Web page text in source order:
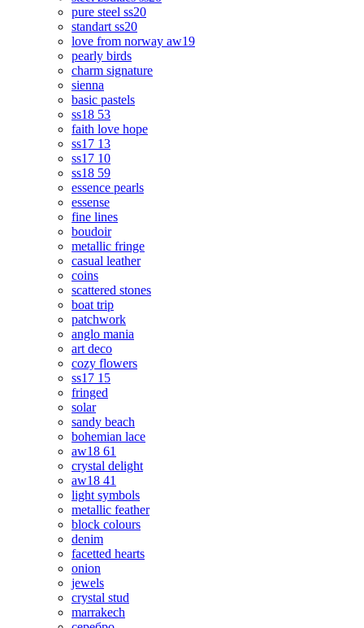
pure steel ss20
standart ss20
love from norway aw19
pearly birds
charm signature
sienna
basic pastels
ss18 53
faith love hope
ss17 13
ss17 10
ss18 59
essence pearls
essense
fine lines
boudoir
metallic fringe
casual leather
coins
scattered stones
boat trip
patchwork
anglo mania
art deco
cozy flowers
ss17 15
fringed
solar
sandy beach
bohemian lace
aw18 61
crystal delight
aw18 41
light symbols
metallic feather
block colours
denim
facetted hearts
onion
jewels
crystal stud
marrakech